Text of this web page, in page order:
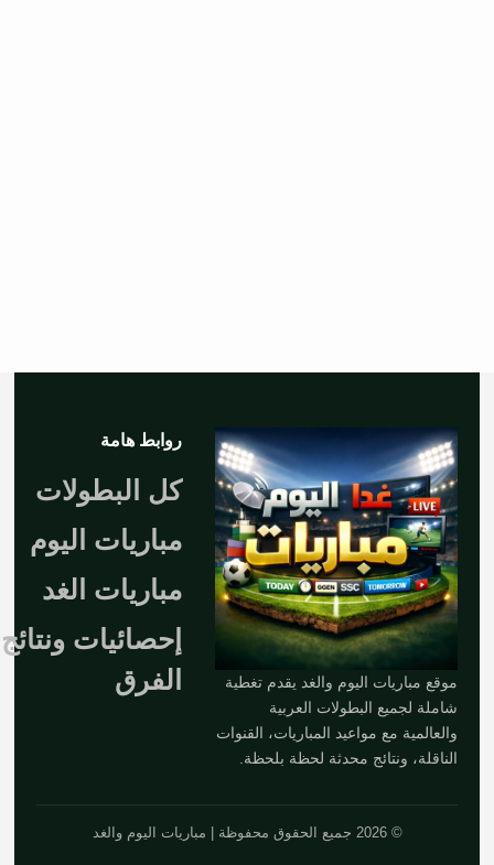
موقع مباريات اليوم والغد يقدم تغطية
شاملة لجميع البطولات العربية
والعالمية مع مواعيد المباريات، القنوات
الناقلة، ونتائج محدثة لحظة بلحظة.
روابط هامة
كل البطولات
مباريات اليوم
مباريات الغد
إحصائيات ونتائج
الفرق
© 2026 جميع الحقوق محفوظة | مباريات اليوم والغد